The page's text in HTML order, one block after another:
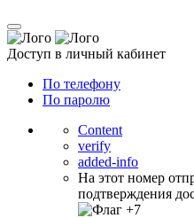
Доступ в личный кабинет
По телефону
По паролю
Content
verify
added-info
На этот номер
подтверждения
+7